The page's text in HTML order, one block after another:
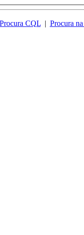
Procura CQL| Procura